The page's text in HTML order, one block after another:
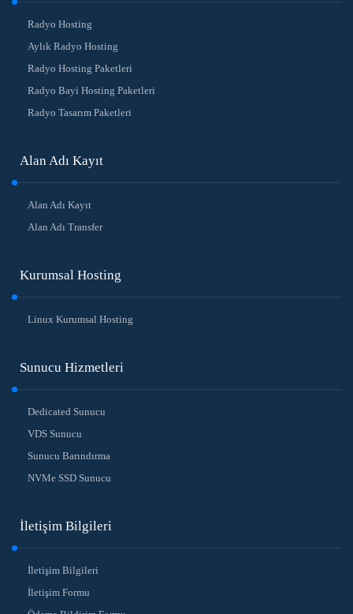
Radyo Hosting
Aylık Radyo Hosting
Radyo Hosting Paketleri
Radyo Bayi Hosting Paketleri
Radyo Tasarım Paketleri
Alan Adı Kayıt
Alan Adı Kayıt
Alan Adı Transfer
Kurumsal Hosting
Linux Kurumsal Hosting
Sunucu Hizmetleri
Dedicated Sunucu
VDS Sunucu
Sunucu Barındırma
NVMe SSD Sunucu
İletişim Bilgileri
İletişim Bilgileri
İletişim Formu